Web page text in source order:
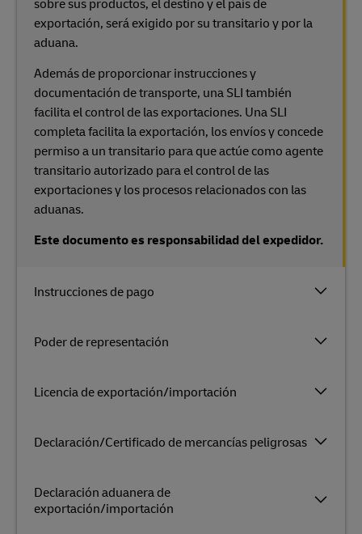
Instrucciones de pago
Poder de representación
Licencia de exportación/importación
Declaración/Certificado de mercancías peligrosas
Declaración aduanera de
exportación/importación
sobre sus productos, el destino y el país de
exportación, será exigido por su transitario y por la
aduana.
Además de proporcionar instrucciones y
documentación de transporte, una SLI también
facilita el control de las exportaciones. Una SLI
completa facilita la exportación, los envíos y concede
permiso a un transitario para que actúe como agente
transitario autorizado para el control de las
exportaciones y los procesos relacionados con las
aduanas.
Este documento es responsabilidad del expedidor.